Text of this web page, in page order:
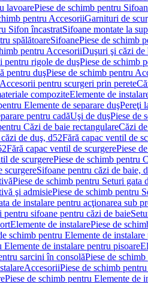
lavoarePiese de schimb pentru
pentru AccesoriiGarnituri de
Sifon încastratSifoane montate la
spălătoareSifoanePiese de schimb
pentru AccesoriiDuşuri şi căzi de
pentru rigole de duşPiese de schimb
pentru duşPiese de schimb pentru
pentru scurgeri prin perete
compoziteElemente de
Elemente de separare duşPereţi
pentru cadăUşi de duşPiese de
Căzi de baie rectangulareCăzi
de duş, d52Fără capac ventil de
Fără capac ventil de scurgerePiese
de scurgerePiese de schimb pentru
scurgereSifoane pentru căzi de baie,
Piese de schimb pentru Seturi gata
şi admisiePiese de schimb pentru
de instalare pentru acţionarea sub
pentru sifoane pentru căzi de baie
Elemente de instalarePiese de
schimb pentru Elemente de
Elemente de instalare pentru pisoare
sarcini în consolăPiese de
AccesoriiPiese de schimb
Piese de schimb pentru Elemente de